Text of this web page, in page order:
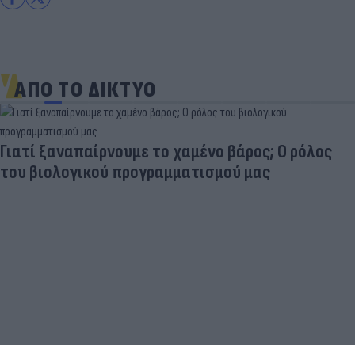
ΑΠΟ ΤΟ ΔΙΚΤΥΟ
Γιατί ξαναπαίρνουμε το χαμένο βάρος; Ο ρόλος
του βιολογικού προγραμματισμού μας